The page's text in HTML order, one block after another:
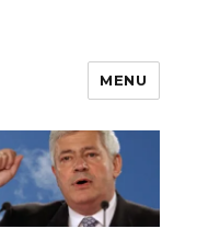
MENU